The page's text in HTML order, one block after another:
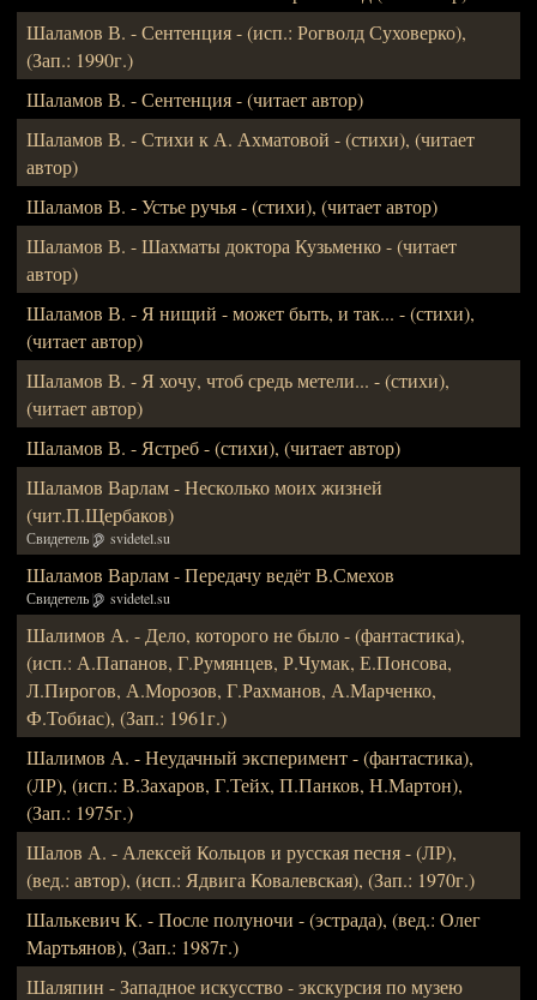
Шаламов В. - Сентенция - (исп.: Рогволд Суховерко),
(Зап.: 1990г.)
Шаламов В. - Сентенция - (читает автор)
Шаламов В. - Стихи к А. Ахматовой - (стихи), (читает
автор)
Шаламов В. - Устье ручья - (стихи), (читает автор)
Шаламов В. - Шахматы доктора Кузьменко - (читает
автор)
Шаламов В. - Я нищий - может быть, и так... - (стихи),
(читает автор)
Шаламов В. - Я хочу, чтоб средь метели... - (стихи),
(читает автор)
Шаламов В. - Ястреб - (стихи), (читает автор)
Шаламов Варлам - Несколько моих жизней
(чит.П.Щербаков)
Свидетель svidetel.su
Шаламов Варлам - Передачу ведёт В.Смехов
Свидетель svidetel.su
Шалимов А. - Дело, которого не было - (фантастика),
(исп.: А.Папанов, Г.Румянцев, Р.Чумак, Е.Понсова,
Л.Пирогов, А.Морозов, Г.Рахманов, А.Марченко,
Ф.Тобиас), (Зап.: 1961г.)
Шалимов А. - Неудачный эксперимент - (фантастика),
(ЛР), (исп.: В.Захаров, Г.Тейх, П.Панков, Н.Мартон),
(Зап.: 1975г.)
Шалов А. - Алексей Кольцов и русская песня - (ЛР),
(вед.: автор), (исп.: Ядвига Ковалевская), (Зап.: 1970г.)
Шалькевич К. - После полуночи - (эстрада), (вед.: Олег
Мартьянов), (Зап.: 1987г.)
Шаляпин - Западное искусство - экскурсия по музею